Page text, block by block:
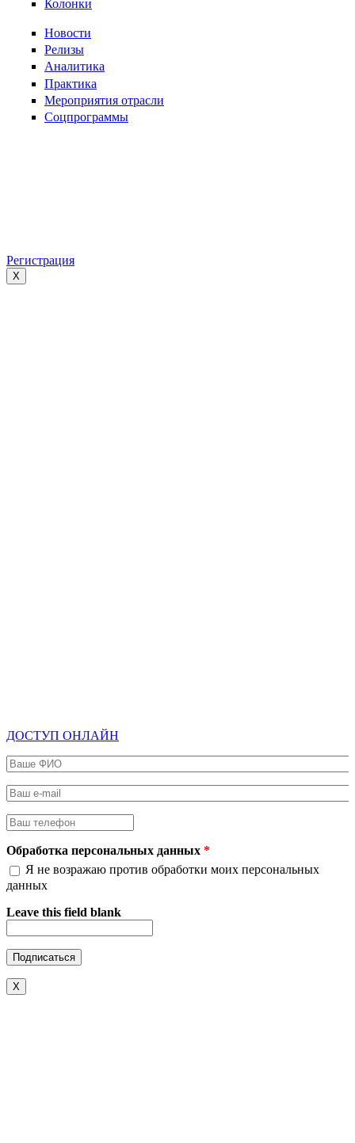
Колонки
Новости
Релизы
Аналитика
Практика
Мероприятия отрасли
Соцпрограммы
Регистрация
X
ДОСТУП ОНЛАЙН
Ваше ФИО
Ваш e-mail
Ваш телефон
Обработка персональных данных *
Я не возражаю против обработки моих персональных
данных
Leave this field blank
X